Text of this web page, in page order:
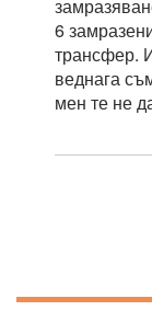
6
трансфер.
веднага
мен те не